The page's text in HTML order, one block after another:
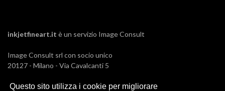
Questo sito utilizza i cookie per migliorare
inkjetfineart.it è un servizio Image Consult
Image Consult srl con socio unico
20127 - Milano - Via Cavalcanti 5
P.IVA e C.F. 03383650961